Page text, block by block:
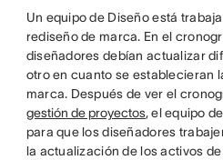
Un equipo de Diseño está
rediseño de marca. En el
diseñadores debían actualizar
otro en cuanto se establecieran
marca. Después de ver el
gestión de proyectos, el equipo
para que los diseñadores
la actualización de los activos